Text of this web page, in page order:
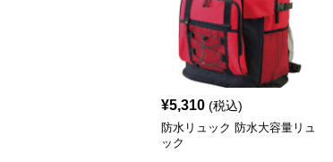
¥5,310 (税込)
防水リュック 防水大容量リュ
ック